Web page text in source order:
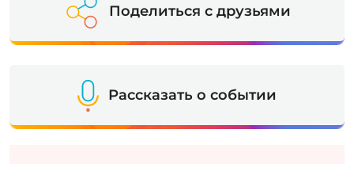
Поделиться с друзьями
Рассказать о событии